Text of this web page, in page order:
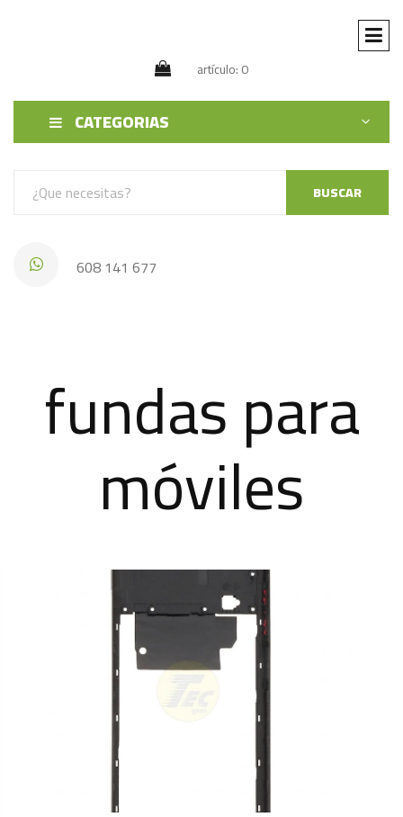
artículo: 0
CATEGORIAS
BUSCAR
608 141 677
fundas para
móviles